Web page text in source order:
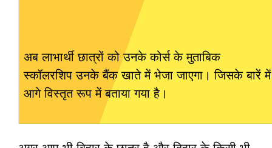
अब लाभार्थी छात्रों को उनके कोर्स के मुताबिक
स्कॉलरशिप उनके बैंक खाते में भेजा जाएगा। जिसके बारें में
आगे विस्तृत रूप में बताया गया है।